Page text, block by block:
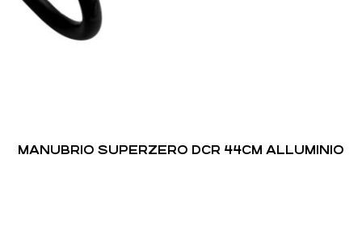
MANUBRIO SUPERZERO DCR 44CM ALLUMINIO